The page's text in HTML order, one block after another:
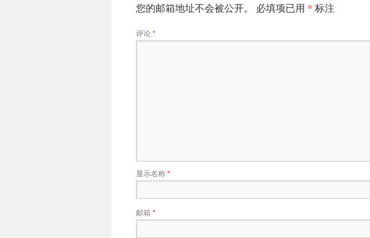
您的邮箱地址不会被公开。 必填项已用 * 标注
评论*
显示名称*
邮箱 *